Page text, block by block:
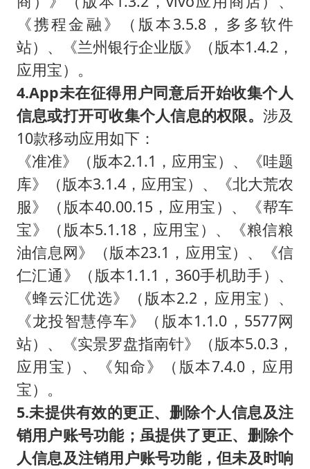
《携程金融》（版本3.5.8，多多软件
站）、《兰州银行企业版》（版本1.4.2，
应用宝）。
4.App未在征得用户同意后开始收集个人
信息或打开可收集个人信息的权限。 涉及
10款移动应用如下：
《准准》（版本2.1.1，应用宝）、《哇题
库》（版本3.1.4，应用宝）、《北大荒农
服》（版本40.00.15，应用宝）、《帮车
宝》（版本5.1.18，应用宝）、《粮信粮
油信息网》（版本23.1，应用宝）、《信
仁汇通》（版本1.1.1，360手机助手）、
《蜂云汇优选》（版本2.2，应用宝）、
《龙投智慧停车》（版本1.1.0，5577网
站）、《实景罗盘指南针》（版本5.0.3，
应用宝）、《知命》（版本7.4.0，应用
宝）。
5.未提供有效的更正、删除个人信息及注
销用户账号功能；虽提供了更正、删除个
人信息及注销用户账号功能，但未及时响